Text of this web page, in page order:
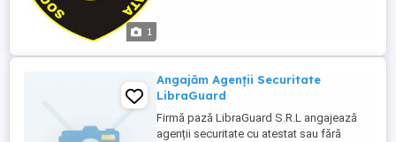
1
Angajăm Agenții Securitate
LibraGuard
Firmă pază LibraGuard S.R.L angajează
agenții securitate cu atestat sau fără